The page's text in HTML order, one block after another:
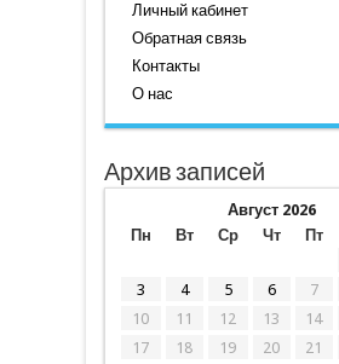
Личный кабинет
Обратная связь
Контакты
О нас
Архив записей
Август 2026
Пн
Вт Ср Чт Пт
3
4 5 6 7
10
11 12 13 14
17
18 19 20 21